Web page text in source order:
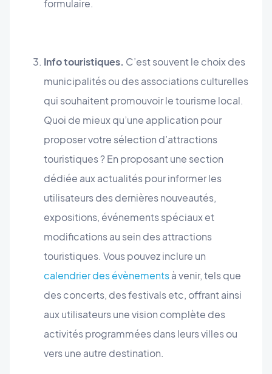
formulaire.
Info touristiques. C’est souvent le choix des
municipalités ou des associations culturelles
qui souhaitent promouvoir le tourisme local.
Quoi de mieux qu’une application pour
proposer votre sélection d’attractions
touristiques ? En proposant une section
dédiée aux actualités pour informer les
utilisateurs des dernières nouveautés,
expositions, événements spéciaux et
modifications au sein des attractions
touristiques. Vous pouvez inclure un
calendrier des évènementsà venir, tels que
des concerts, des festivals etc, offrant ainsi
aux utilisateurs une vision complète des
activités programmées dans leurs villes ou
vers une autre destination.